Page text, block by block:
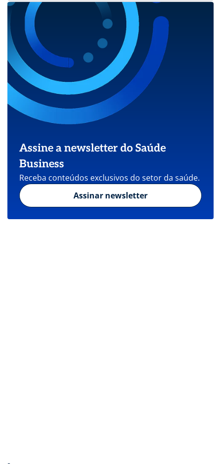
Assine a newsletter do Saúde
Business
Receba conteúdos exclusivos do setor da saúde.
Assinar newsletter